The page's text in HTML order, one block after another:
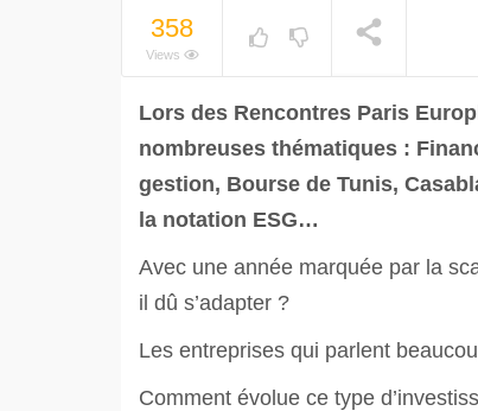
358
Views
Lors des Rencontres Paris
nombreuses thématiques :
gestion, Bourse de Tunis,
la notation ESG…
Avec une année marquée par la
il dû s’adapter ?
Les entreprises qui parlent
Comment évolue ce type